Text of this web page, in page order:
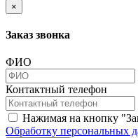
×
Заказ звонка
ФИО
Контактный телефон
Нажимая на кнопку
Обработку персональных